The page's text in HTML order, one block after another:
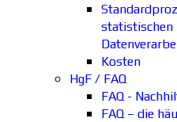
statistischen
Kosten
HgF / FAQ
FAQ -
FAQ – die